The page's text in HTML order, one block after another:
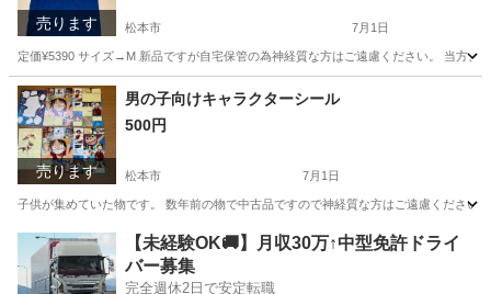
売ります 松本市 7月1日
定価¥5390 サイズ→M 新品ですが自宅保管の為神経質な方はご遠慮ください。 当方
長野 松本市 服/ファッション 新品
売ります
男の子向けキャラクターシール
500円
松本市 7月1日
子供が集めていた物です。 数年前の物で中古品ですので神経質な方はご遠慮くださ
長野 松本市 その他 男の子
【未経験OK🚚】月収30万↑中型免許ドライ
バー募集
完全週休2日で安定転職